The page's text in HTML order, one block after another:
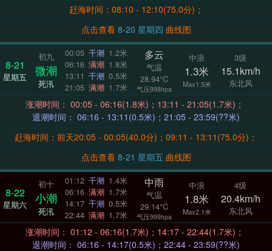
赶海时间：08:10 - 12:10(75.0分)；
点击查看
8-20 星期四 曲线图
8-21
星期五
初九
微潮
死汛
00:05 干潮 1.2米
06:16 满潮 1.8米
13:11 干潮 0.5米
21:05 满潮 1.7米
多云
气温
28.94°C
气压998hpa
中浪
1.3米
Max1.5米
3级
15.1km/h
东北风
涨潮时间： 00:05 - 06:16(1.8米)；13:11 - 21:05(1.7米)；
退潮时间： 06:16 - 13:11(0.5米)；21:05 - 23:59(??米)
赶海时间：前天20:05 - 00:05(40.0分)；09:11 - 13:11(75.0分)；
点击查看
8-21 星期五 曲线图
8-22
星期六
初十
小潮
死汛
01:12 干潮 1.4米
06:16 满潮 1.7米
14:17 干潮 0.5米
22:44 满潮 1.7米
中雨
气温
29.14°C
气压999hpa
中浪
1.8米
Max2.1米
4级
20.4km/h
东北风
涨潮时间： 01:12 - 06:16(1.7米)；14:17 - 22:44(1.7米)；
退潮时间： 06:16 - 14:17(0.5米)；22:44 - 23:59(??米)